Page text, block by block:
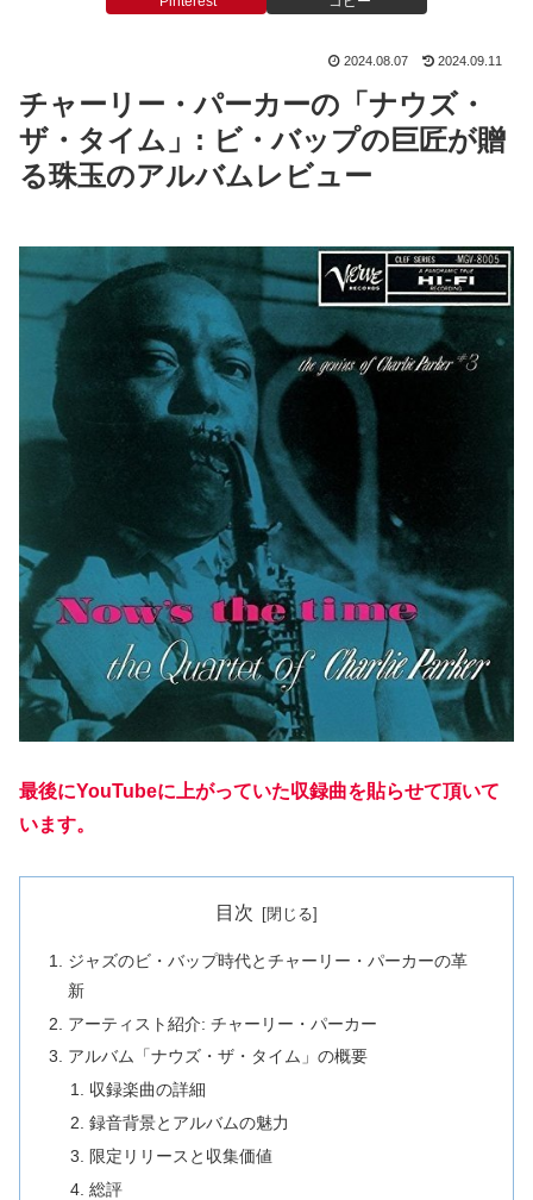
2024.08.07 2024.09.11
チャーリー・パーカーの「ナウズ・
ザ・タイム」: ビ・バップの巨匠が贈
る珠玉のアルバムレビュー
最後にYouTubeに上がっていた収録曲を貼らせて頂いて
います。
目次
ジャズのビ・バップ時代とチャーリー・パーカーの革
新
アーティスト紹介: チャーリー・パーカー
アルバム「ナウズ・ザ・タイム」の概要
収録楽曲の詳細
録音背景とアルバムの魅力
限定リリースと収集価値
総評